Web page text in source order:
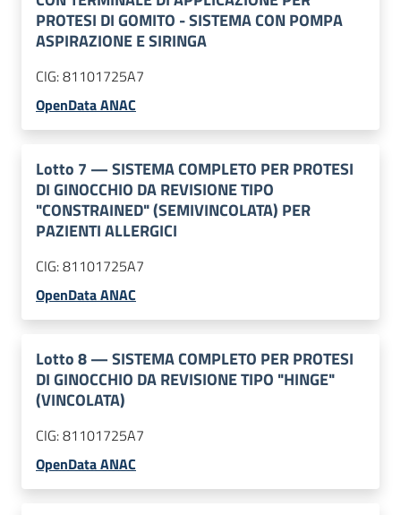
PROTESI DI GOMITO - SISTEMA CON POMPA
ASPIRAZIONE E SIRINGA
CIG:81101725A7
OpenData ANAC
Lotto 7 —SISTEMA COMPLETO PER PROTESI
DI GINOCCHIO DA REVISIONE TIPO
"CONSTRAINED" (SEMIVINCOLATA) PER
PAZIENTI ALLERGICI
CIG:81101725A7
OpenData ANAC
Lotto8—SISTEMA COMPLETO PER PROTESI
DI GINOCCHIO DA REVISIONE TIPO "HINGE"
(VINCOLATA)
CIG:81101725A7
OpenData ANAC